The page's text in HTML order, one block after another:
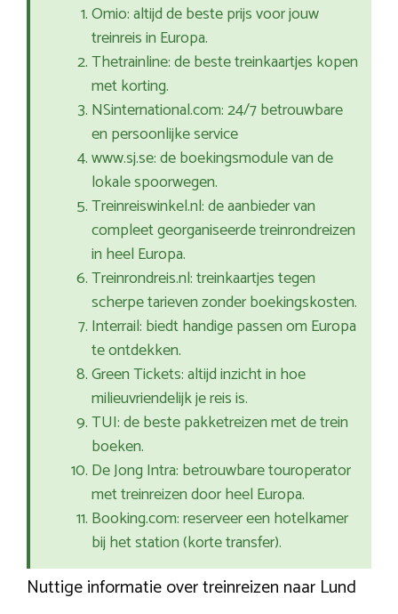
Omio: altijd de beste prijs voor jouw
treinreis in Europa.
Thetrainline: de beste treinkaartjes kopen
met korting.
NSinternational.com: 24/7 betrouwbare
en persoonlijke service
www.sj.se: de boekingsmodule van de
lokale spoorwegen.
Treinreiswinkel.nl: de aanbieder van
compleet georganiseerde treinrondreizen
in heel Europa.
Treinrondreis.nl: treinkaartjes tegen
scherpe tarieven zonder boekingskosten.
Interrail: biedt handige passen om Europa
te ontdekken.
Green Tickets: altijd inzicht in hoe
milieuvriendelijk je reis is.
TUI: de beste pakketreizen met de trein
boeken.
De Jong Intra: betrouwbare touroperator
met treinreizen door heel Europa.
Booking.com: reserveer een hotelkamer
bij het station (korte transfer).
Nuttige informatie over treinreizen naar Lund